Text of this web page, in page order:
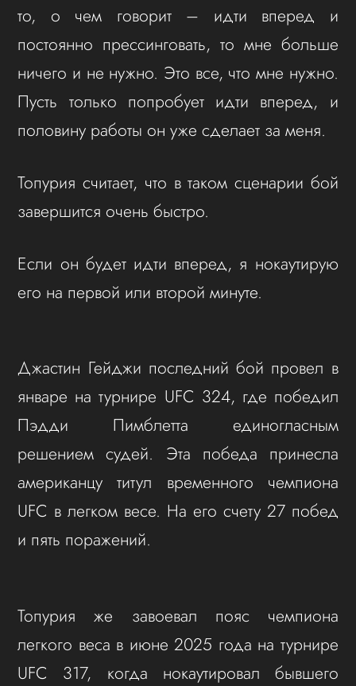
то, о чем говорит – идти вперед и
постоянно прессинговать, то мне больше
ничего и не нужно. Это все, что мне нужно.
Пусть только попробует идти вперед, и
половину работы он уже сделает за меня.
Топурия считает, что в таком сценарии бой
завершится очень быстро.
Если он будет идти вперед, я нокаутирую
его на первой или второй минуте.
Джастин Гейджи последний бой провел в
январе на турнире UFC 324, где победил
Пэдди Пимблетта единогласным
решением судей. Эта победа принесла
американцу титул временного чемпиона
UFC в легком весе. На его счету 27 побед
и пять поражений.
Топурия же завоевал пояс чемпиона
легкого веса в июне 2025 года на турнире
UFC 317, когда нокаутировал бывшего